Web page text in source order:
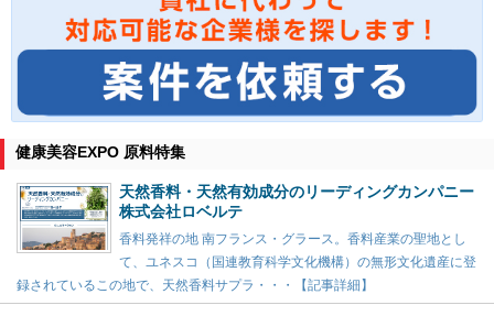
健康美容EXPO 原料特集
天然香料・天然有効成分のリーディングカンパニー
株式会社ロベルテ
香料発祥の地 南フランス・グラース。香料産業の聖地とし
て、ユネスコ（国連教育科学文化機構）の無形文化遺産に登
録されているこの地で、天然香料サプラ・・・【記事詳細】